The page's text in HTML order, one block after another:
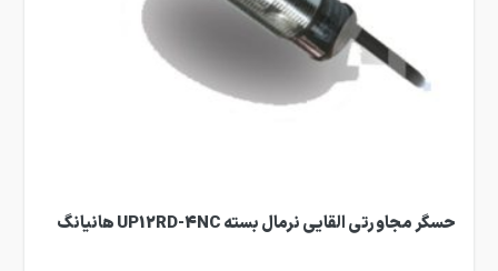
حسگر مجاورتی القایی نرمال بسته UP12RD-4NC هانیانگ